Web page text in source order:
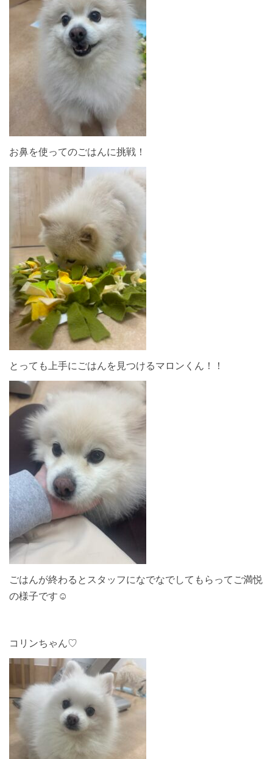
お鼻を使ってのごはんに挑戦！
とっても上手にごはんを見つけるマロンくん！！
ごはんが終わるとスタッフになでなでしてもらってご満悦
の様子です☺︎
コリンちゃん♡